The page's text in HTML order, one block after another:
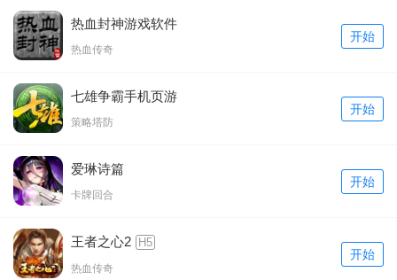
热血封神游戏软件
热血传奇
开始
七雄争霸手机页游
策略塔防
开始
爱琳诗篇
卡牌回合
开始
王者之心2 H5
热血传奇
开始